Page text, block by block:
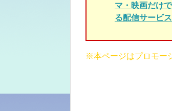
マ・映画だけ
る配信サービ
※本ページはプロモー